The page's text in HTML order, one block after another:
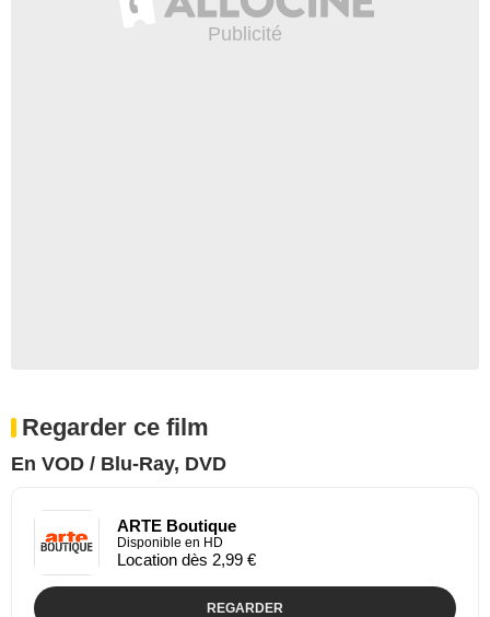
Regarder ce film
En VOD / Blu-Ray, DVD
ARTE Boutique
Disponible en HD
Location dès 2,99 €
REGARDER